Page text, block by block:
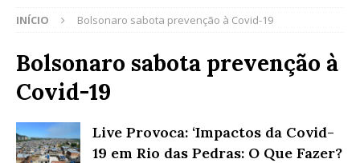
INÍCIO Bolsonaro sabota prevenção à Covid-19
Bolsonaro sabota prevenção à
Covid-19
Live Provoca: ‘Impactos da Covid-
19 em Rio das Pedras: O Que Fazer?